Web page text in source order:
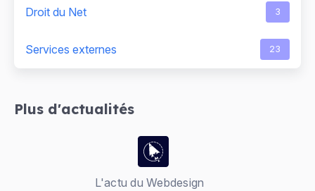
Droit du Net 3
Services externes 23
Plus d'actualités
L'actu du Webdesign